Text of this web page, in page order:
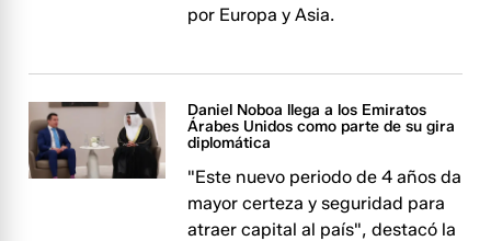
por Europa y Asia.
Daniel Noboa llega a los Emiratos
Árabes Unidos como parte de su gira
diplomática
"Este nuevo periodo de 4 años da
mayor certeza y seguridad para
atraer capital al país", destacó la